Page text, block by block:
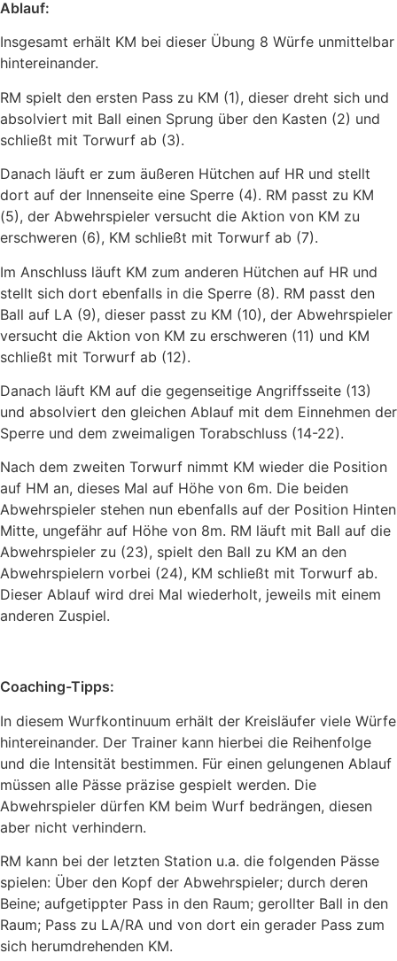
Ablauf:
Insgesamt erhält KM bei dieser Übung 8 Würfe unmittelbar
hintereinander.
RM spielt den ersten Pass zu KM (1), dieser dreht sich und
absolviert mit Ball einen Sprung über den Kasten (2) und
schließt mit Torwurf ab (3).
Danach läuft er zum äußeren Hütchen auf HR und stellt
dort auf der Innenseite eine Sperre (4). RM passt zu KM
(5), der Abwehrspieler versucht die Aktion von KM zu
erschweren (6), KM schließt mit Torwurf ab (7).
Im Anschluss läuft KM zum anderen Hütchen auf HR und
stellt sich dort ebenfalls in die Sperre (8). RM passt den
Ball auf LA (9), dieser passt zu KM (10), der Abwehrspieler
versucht die Aktion von KM zu erschweren (11) und KM
schließt mit Torwurf ab (12).
Danach läuft KM auf die gegenseitige Angriffsseite (13)
und absolviert den gleichen Ablauf mit dem Einnehmen der
Sperre und dem zweimaligen Torabschluss (14-22).
Nach dem zweiten Torwurf nimmt KM wieder die Position
auf HM an, dieses Mal auf Höhe von 6m. Die beiden
Abwehrspieler stehen nun ebenfalls auf der Position Hinten
Mitte, ungefähr auf Höhe von 8m. RM läuft mit Ball auf die
Abwehrspieler zu (23), spielt den Ball zu KM an den
Abwehrspielern vorbei (24), KM schließt mit Torwurf ab.
Dieser Ablauf wird drei Mal wiederholt, jeweils mit einem
anderen Zuspiel.
Coaching-Tipps:
In diesem Wurfkontinuum erhält der Kreisläufer viele Würfe
hintereinander. Der Trainer kann hierbei die Reihenfolge
und die Intensität bestimmen. Für einen gelungenen Ablauf
müssen alle Pässe präzise gespielt werden. Die
Abwehrspieler dürfen KM beim Wurf bedrängen, diesen
aber nicht verhindern.
RM kann bei der letzten Station u.a. die folgenden Pässe
spielen: Über den Kopf der Abwehrspieler; durch deren
Beine; aufgetippter Pass in den Raum; gerollter Ball in den
Raum; Pass zu LA/RA und von dort ein gerader Pass zum
sich herumdrehenden KM.